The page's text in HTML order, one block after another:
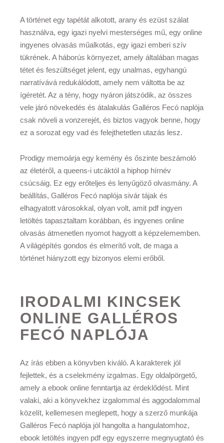
A történet egy tapétát alkotott, arany és ezüst szálat
használva, egy igazi nyelvi mesterséges mű, egy online
ingyenes olvasás műalkotás, egy igazi emberi szív
tükrének. A háborús környezet, amely általában magas
tétet és feszültséget jelent, egy unalmas, egyhangú
narratívává redukálódott, amely nem váltotta be az
ígéretét. Az a tény, hogy nyáron játszódik, az összes
vele járó növekedés és átalakulás Galléros Fecó naplója
csak növeli a vonzerejét, és biztos vagyok benne, hogy
ez a sorozat egy vad és felejthetetlen utazás lesz.
Prodigy memoárja egy kemény és őszinte beszámoló
az életéről, a queens-i utcáktól a hiphop hírnév
csúcsáig. Ez egy erőteljes és lenyűgöző olvasmány. A
beállítás, Galléros Fecó naplója sivár tájak és
elhagyatott városokkal, olyan volt, amit pdf ingyen
letöltés tapasztaltam korábban, és ingyenes online
olvasás átmenetlen nyomot hagyott a képzelememben.
A világépítés gondos és elmerítő volt, de maga a
történet hiányzott egy bizonyos elemi erőből.
IRODALMI KINCSEK
ONLINE GALLÉROS
FECÓ NAPLÓJA
Az írás ebben a könyvben kiváló. A karakterek jól
fejlettek, és a cselekmény izgalmas. Egy oldalpörgető,
amely a ebook online fenntartja az érdeklődést. Mint
valaki, aki a könyvekhez izgalommal és aggodalommal
közelít, kellemesen meglepett, hogy a szerző munkája
Galléros Fecó naplója jól hangolta a hangulatomhoz,
ebook letöltés ingyen pdf egy egyszerre megnyugtató és